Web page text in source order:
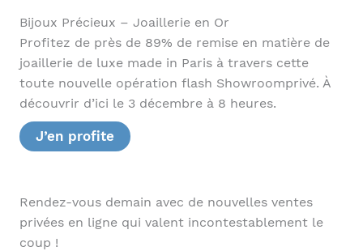
Bijoux Précieux – Joaillerie en Or
Profitez de près de 89% de remise en matière de
joaillerie de luxe made in Paris à travers cette
toute nouvelle opération flash Showroomprivé. À
découvrir d’ici le 3 décembre à 8 heures.
J’en profite
Rendez-vous demain avec de nouvelles ventes
privées en ligne qui valent incontestablement le
coup !